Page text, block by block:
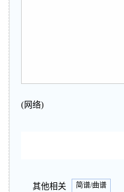
(网络)
其他相关 简谱/曲谱